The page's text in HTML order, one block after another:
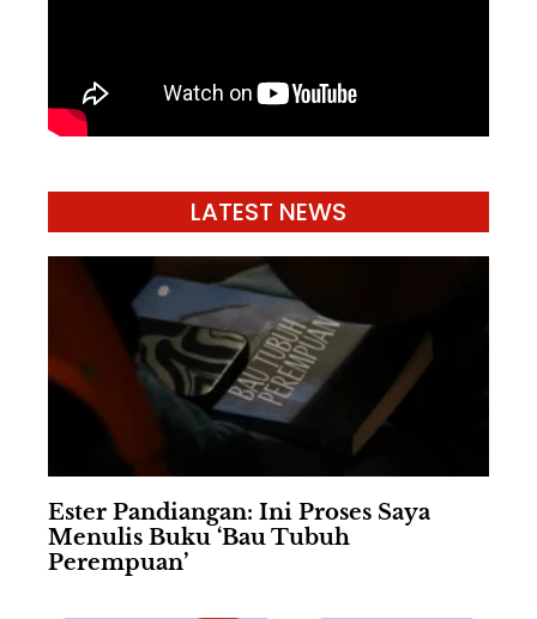
LATEST NEWS
Ester Pandiangan: Ini Proses Saya
Menulis Buku ‘Bau Tubuh
Perempuan’